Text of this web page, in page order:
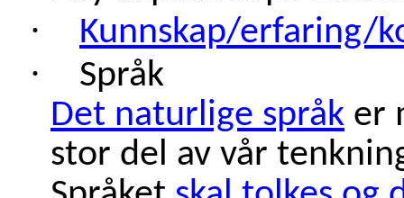
· Kunnskap/erfaring/
·
Språk
Det naturlige språk er
stor del av vår